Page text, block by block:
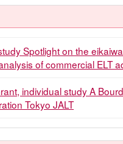
Spotlight on the
of commercial ELT
individual study A
Tokyo JALT